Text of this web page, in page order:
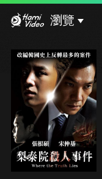
瀏覽